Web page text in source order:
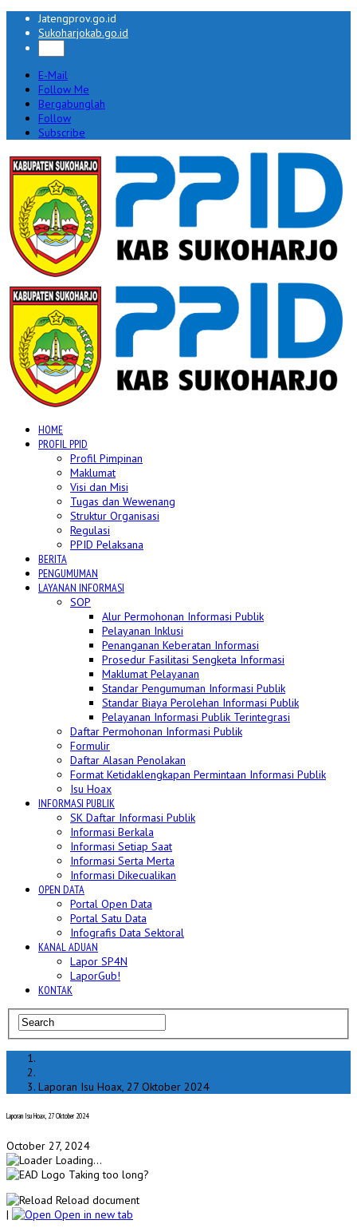
Jatengprov.go.id
Sukoharjokab.go.id
E-Mail
Follow Me
Bergabunglah
Follow
Subscribe
HOME
PROFIL PPID
Profil Pimpinan
Maklumat
Visi dan Misi
Tugas dan Wewenang
Struktur Organisasi
Regulasi
PPID Pelaksana
BERITA
PENGUMUMAN
LAYANAN INFORMASI
SOP
Alur Permohonan Informasi Publik
Pelayanan Inklusi
Penanganan Keberatan Informasi
Prosedur Fasilitasi Sengketa Informasi
Maklumat Pelayanan
Standar Pengumuman Informasi Publik
Standar Biaya Perolehan Informasi Publik
Pelayanan Informasi Publik Terintegrasi
Daftar Permohonan Informasi Publik
Formulir
Daftar Alasan Penolakan
Format Ketidaklengkapan Permintaan Informasi Publik
Isu Hoax
INFORMASI PUBLIK
SK Daftar Informasi Publik
Informasi Berkala
Informasi Setiap Saat
Informasi Serta Merta
Informasi Dikecualikan
OPEN DATA
Portal Open Data
Portal Satu Data
Infografis Data Sektoral
KANAL ADUAN
Lapor SP4N
LaporGub!
KONTAK
Laporan Isu Hoax, 27 Oktober 2024
Laporan Isu Hoax, 27 Oktober 2024
October 27, 2024
Loading...
Taking too long?
Reload document
|
Open in new tab